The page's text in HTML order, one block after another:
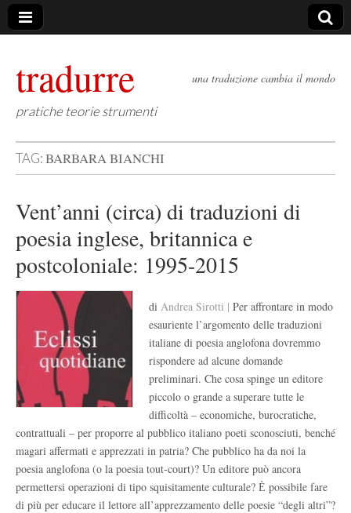
tradurre
pratiche teorie strumenti
una traduzione cambia il mondo
TAG:BARBARA BIANCHI
Vent’anni (circa) di traduzioni di
poesia inglese, britannica e
postcoloniale: 1995-2015
di Andrea Sirotti | Per affrontare in modo
esauriente l’argomento delle traduzioni
italiane di poesia anglofona dovremmo
rispondere ad alcune domande
preliminari. Che cosa spinge un editore
piccolo o grande a superare tutte le
difficoltà – economiche, burocratiche,
contrattuali – per proporre al pubblico italiano poeti sconosciuti, benché
magari affermati e apprezzati in patria? Che pubblico ha da noi la
poesia anglofona (o la poesia tout-court)? Un editore può ancora
permettersi operazioni di tipo squisitamente culturale? Ѐ possibile fare
di più per educare il lettore all’apprezzamento delle poesie “degli altri”?